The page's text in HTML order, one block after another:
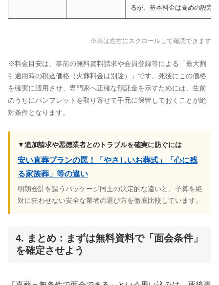
るが、基本料金は高めの設定
※表は左右にスクロールして確認できます
※料金目安は、事前の無料資料請求や会員登録等による「最大割
引適用時の税込価格（火葬料金は別途）」です。死後にこの価格
を確実に適用させ、専門家へ正確な預託金を示すためには、生前
のうちにパンフレットを取り寄せて手元に保管しておくことが絶
対条件となります。
▼追加請求や悪徳業者とのトラブルを確実に防ぐには
安い直葬プランの罠！「やさしいお葬式」「心に残
る家族葬」等の違い
明朗会計を謳うパッケージ同士の決定的な違いと、予算を絶
対に狂わせない安全な業者の選び方を徹底比較しています。
4. まとめ：まずは無料資料で「面会条件」
を確定させよう